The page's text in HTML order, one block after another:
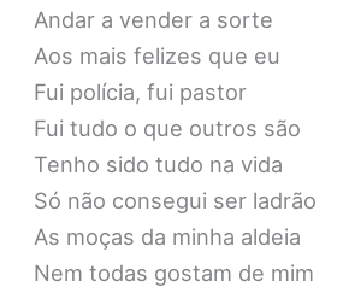
Andar a vender a sorte
Aos mais felizes que eu
Fui polícia, fui pastor
Fui tudo o que outros são
Tenho sido tudo na vida
Só não consegui ser ladrão
As moças da minha aldeia
Nem todas gostam de mim